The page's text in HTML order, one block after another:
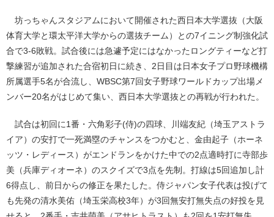
坊っちゃんスタジアムにおいて開催された西日本大学選抜（大阪
体育大学と環太平洋大学からの選抜チーム）との7イニング制強化試
合で3-6敗戦。試合後には急遽予定にはなかったロングティーなど打
撃練習が追加された合宿初日に続き、2日目は日本女子プロ野球機構
所属選手5名が合流し、WBSC第7回女子野球ワールドカップ出場メ
ンバー20名がはじめて集い、西日本大学選抜との再戦が行われた。
試合は初回に1番・六角彩子(侍)の四球、川端友紀（埼玉アストラ
イア）の安打で一死満塁のチャンスをつかむと、金由起子（ホーネ
ッツ・レディース）がエンドランをかけた中での2点適時打に寺部歩
美（兵庫ディオーネ）のスクイズで3点を先制。打線は5回追加し計
6得点し、前日からの修正を果たした。侍ジャパン女子代表は投げて
も先発の清水美佑（埼玉栄高校3年）が3回無安打無失点の好投を見